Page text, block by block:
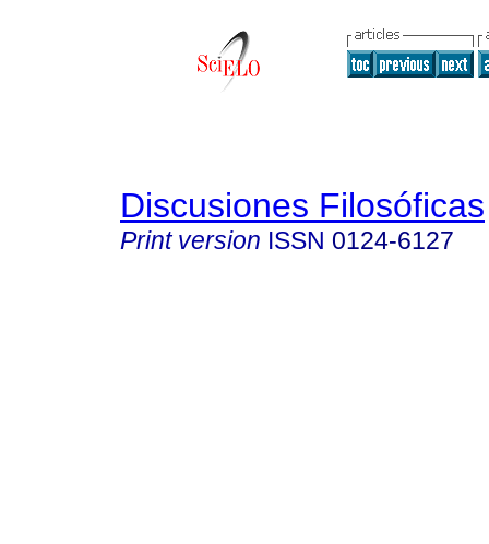
Discusiones Filosóficas
Print version ISSN 0124-6127